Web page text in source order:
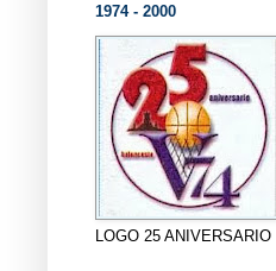
1974 - 2000
LOGO 25 ANIVERSARIO